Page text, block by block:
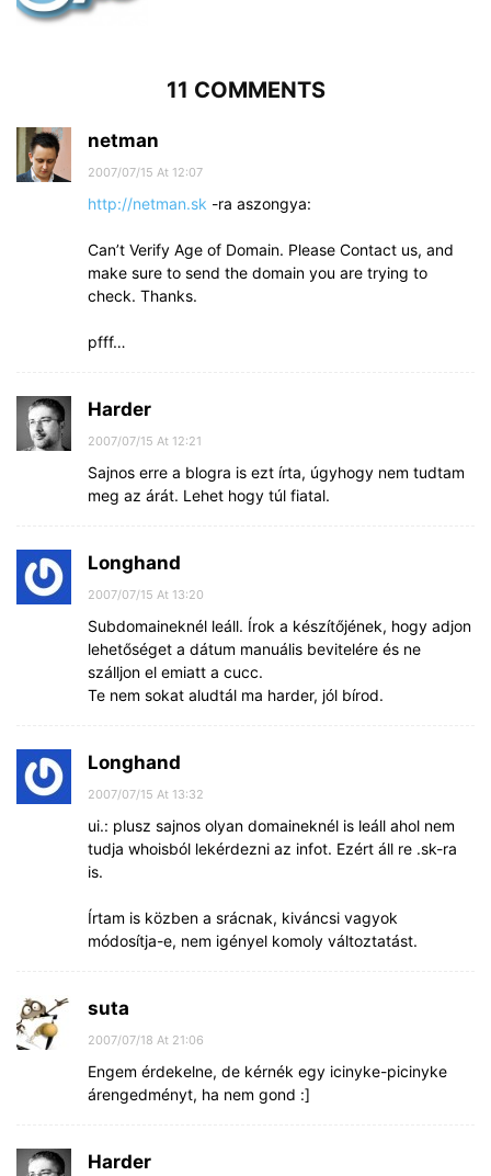
11 COMMENTS
netman
2007/07/15 At 12:07
http://netman.sk -ra aszongya:
Can’t Verify Age of Domain. Please Contact us, and
make sure to send the domain you are trying to
check. Thanks.
pfff…
Harder
2007/07/15 At 12:21
Sajnos erre a blogra is ezt írta, úgyhogy nem tudtam
meg az árát. Lehet hogy túl fiatal.
Longhand
2007/07/15 At 13:20
Subdomaineknél leáll. Írok a készítőjének, hogy adjon
lehetőséget a dátum manuális bevitelére és ne
szálljon el emiatt a cucc.
Te nem sokat aludtál ma harder, jól bírod.
Longhand
2007/07/15 At 13:32
ui.: plusz sajnos olyan domaineknél is leáll ahol nem
tudja whoisból lekérdezni az infot. Ezért áll re .sk-ra
is.
Írtam is közben a srácnak, kiváncsi vagyok
módosítja-e, nem igényel komoly változtatást.
suta
2007/07/18 At 21:06
Engem érdekelne, de kérnék egy icinyke-picinyke
árengedményt, ha nem gond :]
Harder